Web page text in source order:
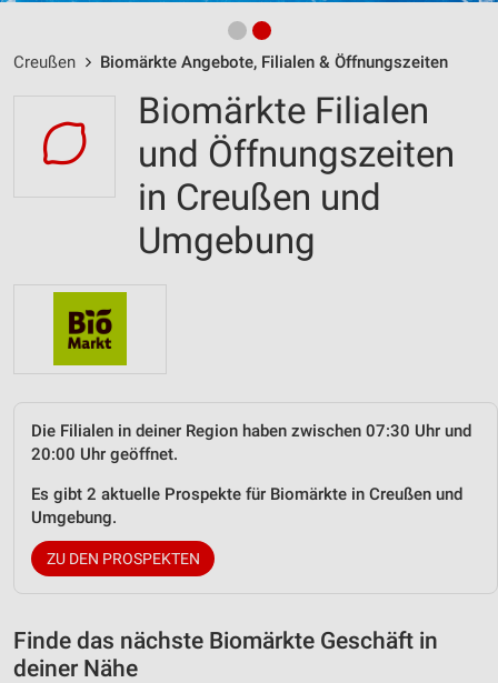
Creußen Biomärkte Angebote, Filialen & Öffnungszeiten
Biomärkte Filialen
und Öffnungszeiten
in Creußen und
Umgebung
Die Filialen in deiner Region haben zwischen 07:30 Uhr und
20:00 Uhr geöffnet.
Es gibt 2 aktuelle Prospekte für Biomärkte in Creußen und
Umgebung.
ZU DEN PROSPEKTEN
Finde das nächste Biomärkte Geschäft in
deiner Nähe